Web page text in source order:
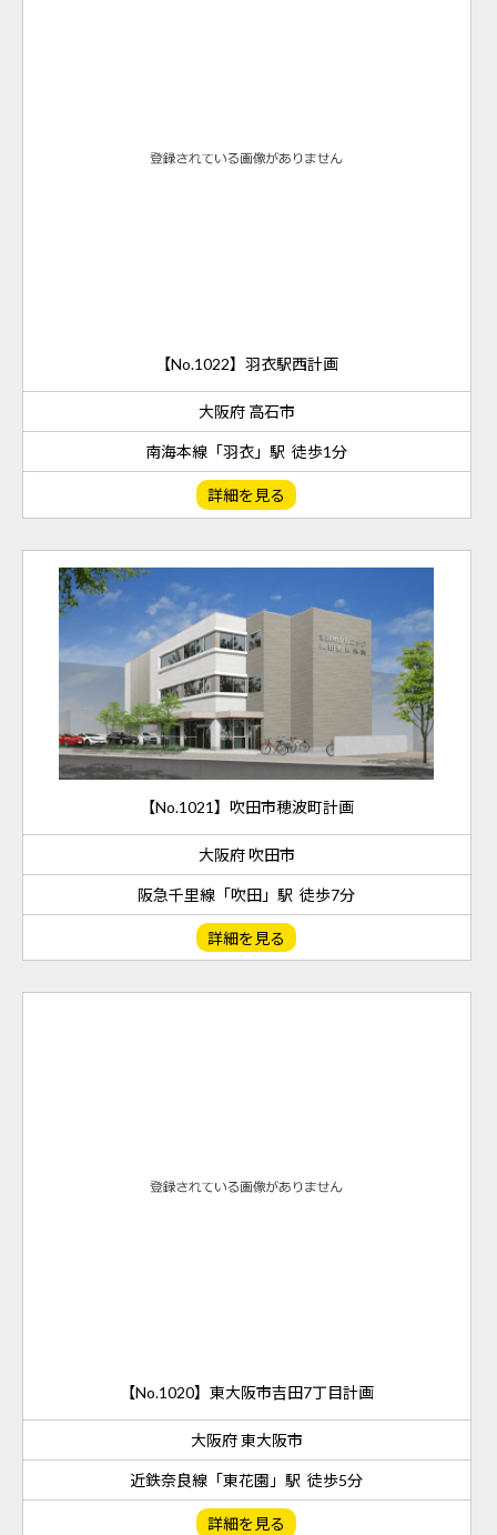
【No.1022】羽衣駅西計画
大阪府 高石市
南海本線「羽衣」駅 徒歩1分
詳細を見る
【No.1021】吹田市穂波町計画
大阪府 吹田市
阪急千里線「吹田」駅 徒歩7分
詳細を見る
【No.1020】東大阪市吉田7丁目計画
大阪府 東大阪市
近鉄奈良線「東花園」駅 徒歩5分
詳細を見る